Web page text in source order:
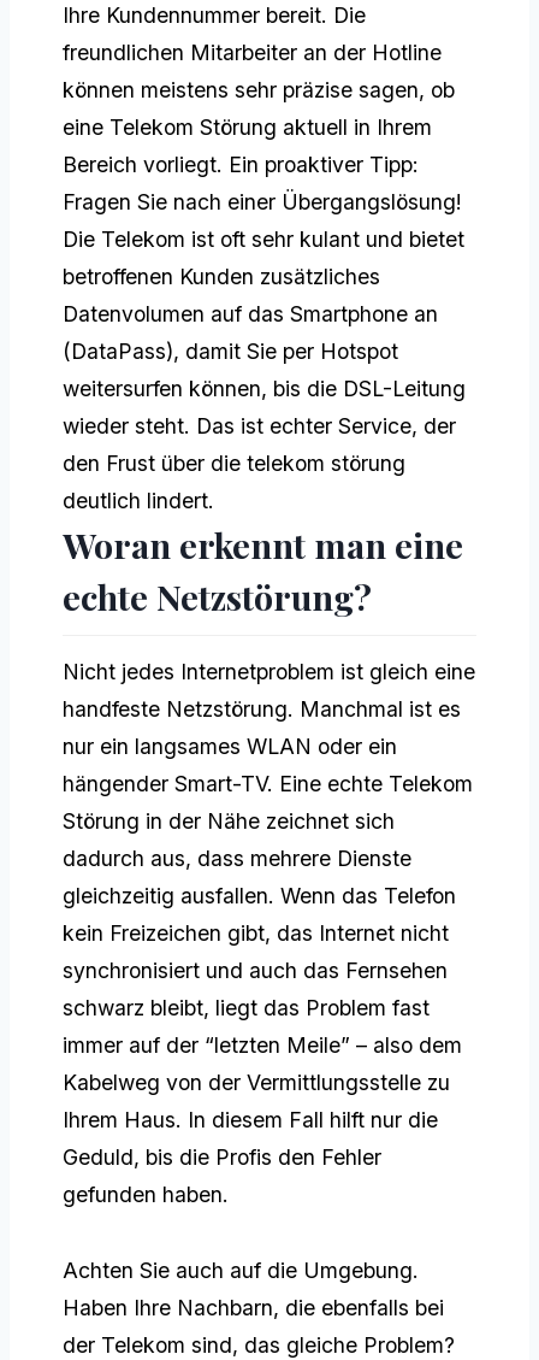
Ihre Kundennummer bereit. Die
freundlichen Mitarbeiter an der Hotline
können meistens sehr präzise sagen, ob
eine Telekom Störung aktuell in Ihrem
Bereich vorliegt. Ein proaktiver Tipp:
Fragen Sie nach einer Übergangslösung!
Die Telekom ist oft sehr kulant und bietet
betroffenen Kunden zusätzliches
Datenvolumen auf das Smartphone an
(DataPass), damit Sie per Hotspot
weitersurfen können, bis die DSL-Leitung
wieder steht. Das ist echter Service, der
den Frust über die telekom störung
deutlich lindert.
Woran erkennt man eine
echte Netzstörung?
Nicht jedes Internetproblem ist gleich eine
handfeste Netzstörung. Manchmal ist es
nur ein langsames WLAN oder ein
hängender Smart-TV. Eine echte Telekom
Störung in der Nähe zeichnet sich
dadurch aus, dass mehrere Dienste
gleichzeitig ausfallen. Wenn das Telefon
kein Freizeichen gibt, das Internet nicht
synchronisiert und auch das Fernsehen
schwarz bleibt, liegt das Problem fast
immer auf der “letzten Meile” – also dem
Kabelweg von der Vermittlungsstelle zu
Ihrem Haus. In diesem Fall hilft nur die
Geduld, bis die Profis den Fehler
gefunden haben.
Achten Sie auch auf die Umgebung.
Haben Ihre Nachbarn, die ebenfalls bei
der Telekom sind, das gleiche Problem?